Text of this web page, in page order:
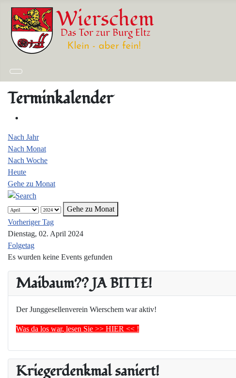
Maibaum?? JA BITTE!
Der Junggesellenverein Wierschem war aktiv!
Was da los war, lesen Sie >> HIER << !
Kriegerdenkmal saniert!
Terminkalender
Nach Jahr
Nach Monat
Nach Woche
Heute
Gehe zu Monat
Gehe zu Monat
Vorheriger Tag
Dienstag, 02. April 2024
Folgetag
Es wurden keine Events gefunden